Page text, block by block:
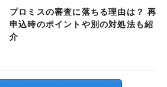
プロミスの審査に落ちる理由は？ 再
申込時のポイントや別の対処法も紹
介